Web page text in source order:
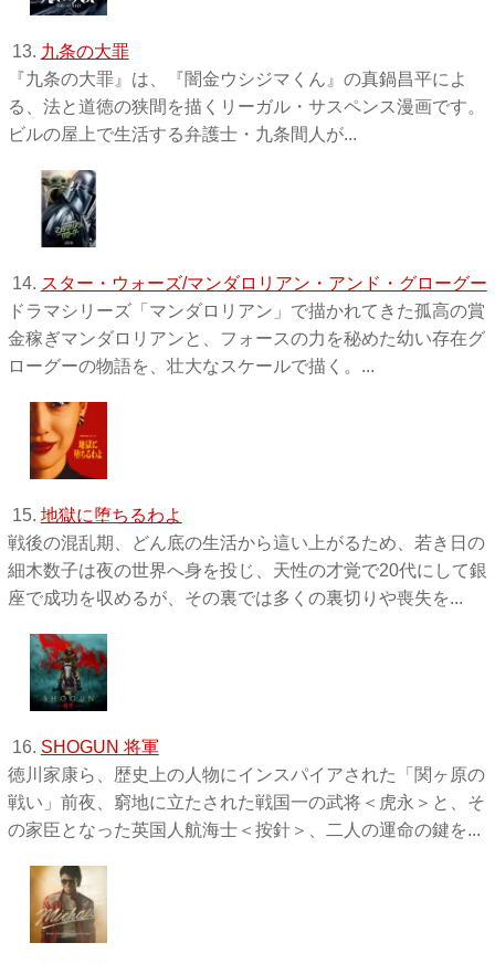
13. 九条の大罪
『九条の大罪』は、『闇金ウシジマくん』の真鍋昌平によ
る、法と道徳の狭間を描くリーガル・サスペンス漫画です。
ビルの屋上で生活する弁護士・九条間人が...
14. スター・ウォーズ/マンダロリアン・アンド・グローグー
ドラマシリーズ「マンダロリアン」で描かれてきた孤高の賞
金稼ぎマンダロリアンと、フォースの力を秘めた幼い存在グ
ローグーの物語を、壮大なスケールで描く。...
15. 地獄に堕ちるわよ
戦後の混乱期、どん底の生活から這い上がるため、若き日の
細木数子は夜の世界へ身を投じ、天性の才覚で20代にして銀
座で成功を収めるが、その裏では多くの裏切りや喪失を...
16. SHOGUN 将軍
徳川家康ら、歴史上の人物にインスパイアされた「関ヶ原の
戦い」前夜、窮地に立たされた戦国一の武将＜虎永＞と、そ
の家臣となった英国人航海士＜按針＞、二人の運命の鍵を...